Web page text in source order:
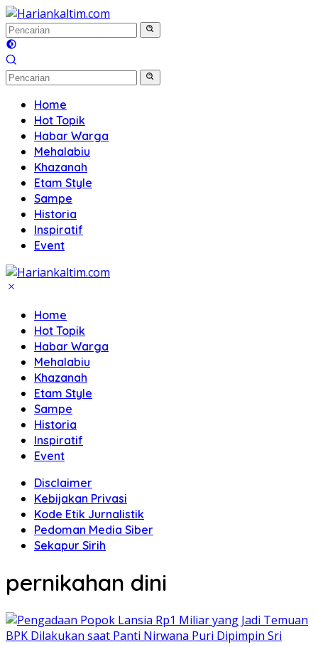
Langsung
ke
konten
Home
Hot Topik
Habar Warga
Mehalabiu
Khazanah
Etam Style
Sampe
Historia
Inspiratif
Event
Home
Hot Topik
Habar Warga
Mehalabiu
Khazanah
Etam Style
Sampe
Historia
Inspiratif
Event
Disclaimer
Kebijakan Privasi
Kode Etik Jurnalistik
Pedoman Media Siber
Sekapur Sirih
pernikahan dini